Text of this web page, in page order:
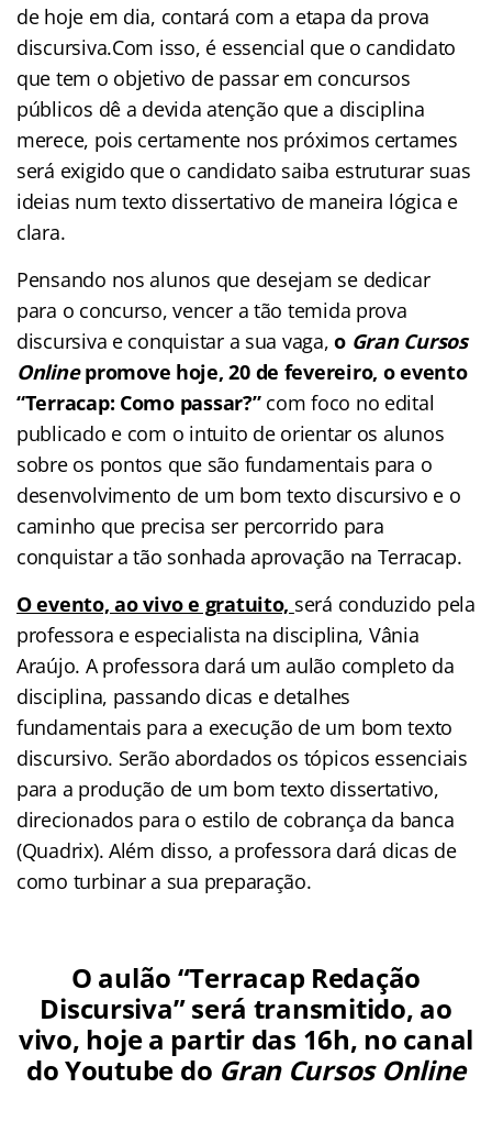
de hoje em dia, contará com a etapa da prova
discursiva.Com isso, é essencial que o candidato
que tem o objetivo de passar em concursos
públicos dê a devida atenção que a disciplina
merece, pois certamente nos próximos certames
será exigido que o candidato saiba estruturar suas
ideias num texto dissertativo de maneira lógica e
clara.
Pensando nos alunos que desejam se dedicar
para o concurso, vencer a tão temida prova
discursiva e conquistar a sua vaga,o Gran Cursos
Onlinepromove hoje, 20 de fevereiro, o evento
“Terracap: Como passar?”com foco no edital
publicado e com o intuito de orientar os alunos
sobre os pontos que são fundamentais para o
desenvolvimento de um bom texto discursivo e o
caminho que precisa ser percorrido para
conquistar a tão sonhada aprovação na Terracap.
O evento, ao vivo e gratuito, será conduzido pela
professora e especialista na disciplina, Vânia
Araújo. A professora dará um aulão completo da
disciplina, passando dicas e detalhes
fundamentais para a execução de um bom texto
discursivo. Serão abordados os tópicos essenciais
para a produção de um bom texto dissertativo,
direcionados para o estilo de cobrança da banca
(Quadrix). Além disso, a professora dará dicas de
como turbinar a sua preparação.
O aulão “Terracap Redação
Discursiva” será transmitido, ao
vivo, hoje a partir das 16h, no canal
do Youtube do Gran Cursos Online